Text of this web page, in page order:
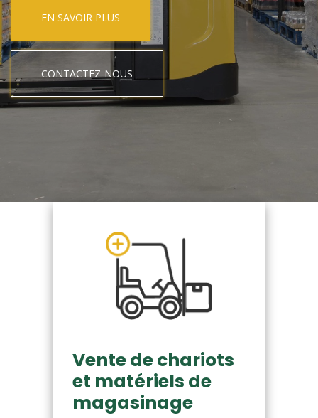
EN SAVOIR PLUS
CONTACTEZ-NOUS
Vente de chariots
et matériels de
magasinage